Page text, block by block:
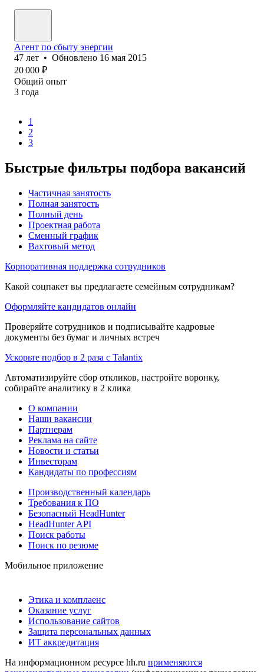
Агент по сбыту энергии
47 лет • Обновлено 16 мая 2015
20 000 ₽
Общий опыт
3 года
1
2
3
Быстрые фильтры подбора вакансий
Частичная занятость
Полная занятость
Полный день
Проектная работа
Сменный график
Вахтовый метод
Корпоративная поддержка сотрудников
Какой соцпакет вы предлагаете семейным сотрудникам?
Оформляйте кандидатов онлайн
Проверяйте сотрудников и подписывайте кадровые
документы без бумаг и личных встреч
Ускорьте подбор в 2 раза с Talantix
Автоматизируйте сбор откликов, настройте воронку,
собирайте аналитику в 2 клика
О компании
Наши вакансии
Партнерам
Реклама на сайте
Новости и статьи
Инвесторам
Кандидаты по профессиям
Производственный календарь
Требования к ПО
Безопасный HeadHunter
HeadHunter API
Поиск работы
Поиск по резюме
Мобильное приложение
Этика и комплаенс
Оказание услуг
Использование сайтов
Защита персональных данных
ИТ аккредитация
На информационном ресурсе hh.ru применяются